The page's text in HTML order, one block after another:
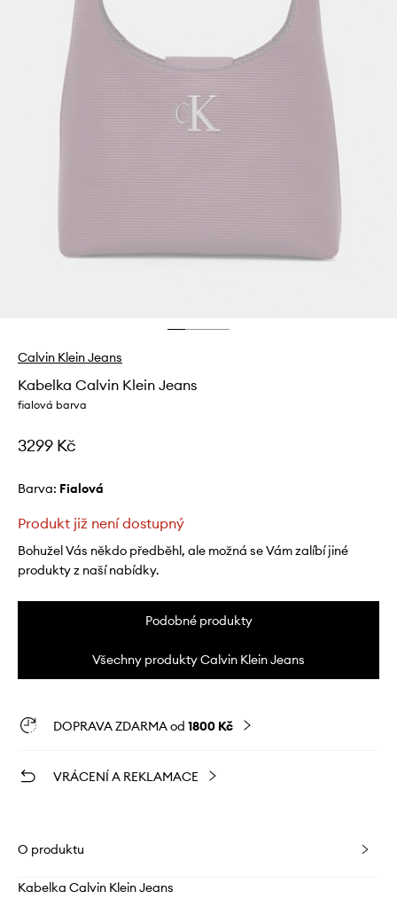
Calvin Klein Jeans
Kabelka Calvin Klein Jeans
fialová barva
3299 Kč
Barva: fialová
Produkt již není dostupný
Bohužel Vás někdo předběhl, ale možná se Vám zalíbí jiné
produkty z naší nabídky.
Podobné produkty
Všechny produkty Calvin Klein Jeans
DOPRAVA ZDARMA od 1800 Kč
VRÁCENÍ A REKLAMACE
O produktu
Kabelka Calvin Klein Jeans